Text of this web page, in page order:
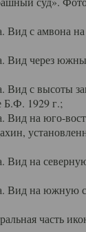
с амвона на
через
с высоты
Б.Ф. 1929 г.;
на юго-
на
Вид на южную
часть